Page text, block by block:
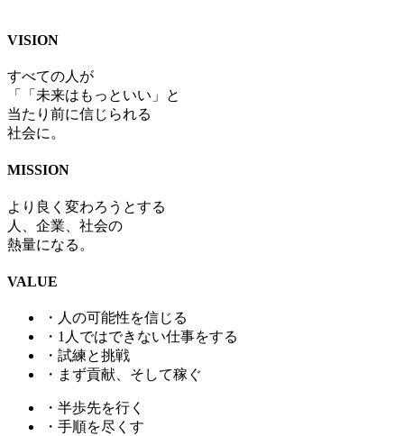
VISION
すべての人が
「
「 未来はもっといい」と
当たり前に信じられる
社会に。
MISSION
より良く変わろうとする
人、企業、社会の
熱量になる。
VALUE
・人の可能性を信じる
・1人ではできない仕事をする
・試練と挑戦
・まず貢献、そして稼ぐ
・半歩先を行く
・手順を尽くす